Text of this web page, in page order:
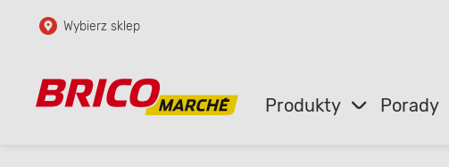
Przejdź do głównej zawartości
Przejdź do wyszukiwarki
Wybierz sklep
Produkty Porady